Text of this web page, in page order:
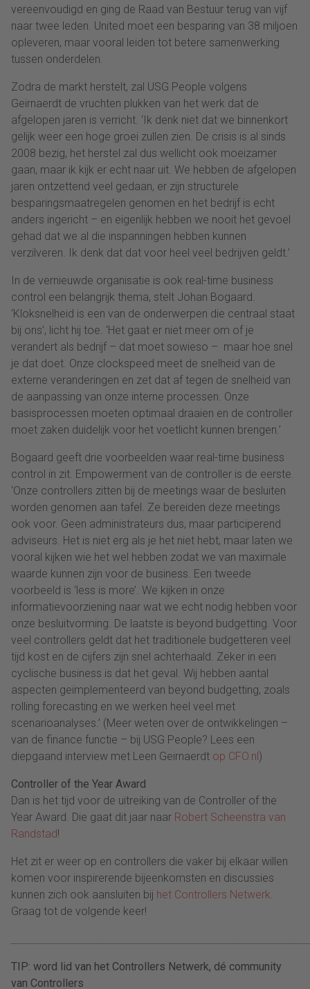
vereenvoudigd en ging de Raad van Bestuur terug van vijf
naar twee leden. United moet een besparing van 38 miljoen
opleveren, maar vooral leiden tot betere samenwerking
tussen onderdelen.
Zodra de markt herstelt, zal USG People volgens
Geirnaerdt de vruchten plukken van het werk dat de
afgelopen jaren is verricht. ‘Ik denk niet dat we binnenkort
gelijk weer een hoge groei zullen zien. De crisis is al sinds
2008 bezig, het herstel zal dus wellicht ook moeizamer
gaan, maar ik kijk er echt naar uit. We hebben de afgelopen
jaren ontzettend veel gedaan, er zijn structurele
besparingsmaatregelen genomen en het bedrijf is echt
anders ingericht – en eigenlijk hebben we nooit het gevoel
gehad dat we al die inspanningen hebben kunnen
verzilveren. Ik denk dat dat voor heel veel bedrijven geldt.’
In de vernieuwde organisatie is ook real-time business
control een belangrijk thema, stelt Johan Bogaard.
‘Kloksnelheid is een van de onderwerpen die centraal staat
bij ons’, licht hij toe. ‘Het gaat er niet meer om of je
verandert als bedrijf – dat moet sowieso – maar hoe snel
je dat doet. Onze clockspeed meet de snelheid van de
externe veranderingen en zet dat af tegen de snelheid van
de aanpassing van onze interne processen. Onze
basisprocessen moeten optimaal draaien en de controller
moet zaken duidelijk voor het voetlicht kunnen brengen.’
Bogaard geeft drie voorbeelden waar real-time business
control in zit. Empowerment van de controller is de eerste.
‘Onze controllers zitten bij de meetings waar de besluiten
worden genomen aan tafel. Ze bereiden deze meetings
ook voor. Geen administrateurs dus, maar participerend
adviseurs. Het is niet erg als je het niet hebt, maar laten we
vooral kijken wie het wel hebben zodat we van maximale
waarde kunnen zijn voor de business. Een tweede
voorbeeld is ‘less is more’. We kijken in onze
informatievoorziening naar wat we echt nodig hebben voor
onze besluitvorming. De laatste is beyond budgetting. Voor
veel controllers geldt dat het traditionele budgetteren veel
tijd kost en de cijfers zijn snel achterhaald. Zeker in een
cyclische business is dat het geval. Wij hebben aantal
aspecten geïmplementeerd van beyond budgetting, zoals
rolling forecasting en we werken heel veel met
scenarioanalyses.’ (Meer weten over de ontwikkelingen –
van de finance functie – bij USG People? Lees een
diepgaand interview met Leen Geirnaerdt op CFO.nl)
Controller of the Year Award
Dan is het tijd voor de uitreiking van de Controller of the
Year Award. Die gaat dit jaar naar Robert Scheenstra van
Randstad!
Het zit er weer op en controllers die vaker bij elkaar willen
komen voor inspirerende bijeenkomsten en discussies
kunnen zich ook aansluiten bij het Controllers Netwerk
Graag tot de volgende keer!
TIP: word lid van het Controllers Netwerk, dé community
van Controllers